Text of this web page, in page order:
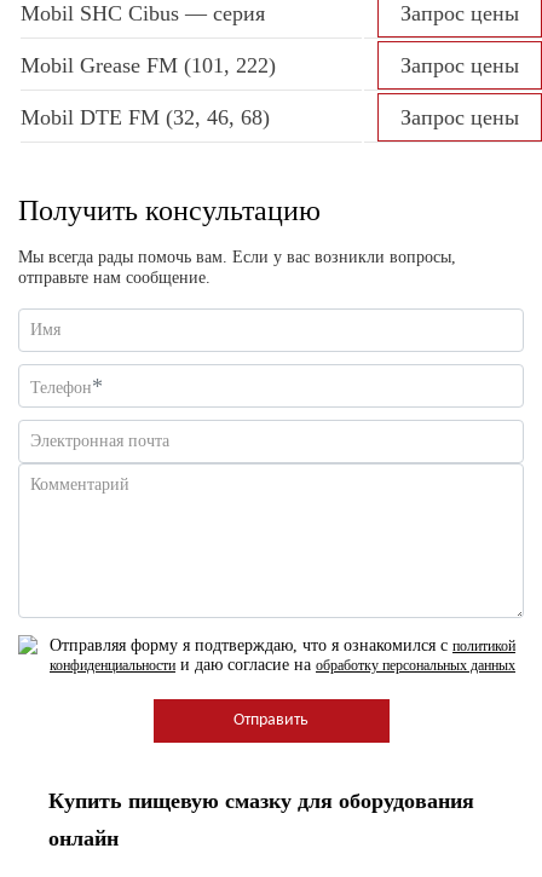
Mobil SHC Cibus — серия Запрос цены
Mobil Grease FM (101, 222) Запрос цены
Mobil DTE FM (32, 46, 68) Запрос цены
Получить консультацию
Мы всегда рады помочь вам. Если у вас возникли вопросы,
отправьте нам сообщение.
Имя
Телефон*
Электронная почта
Комментарий
Отправляя форму я подтверждаю, что я ознакомился с политикой
конфиденциальности и даю согласие на обработку персональных данных
Купить пищевую смазку для оборудования
онлайн